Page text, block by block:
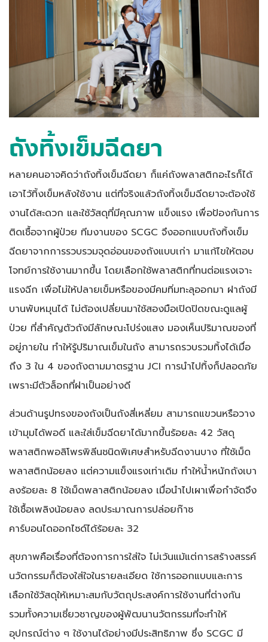
ถังทิ้งเข็มฉีดยา
หลายคนอาจคิดว่าถังทิ้งเข็มฉีดยา ก็แค่ถังพลาสติกอะไรก็ได้
เอาไว้ทิ้งเข็มหลังใช้งาน แต่ที่จริงแล้วถังทิ้งเข็มฉีดยาจะต้องใช้
งานได้สะดวก และใช้วัสดุที่มีคุณภาพ แข็งแรง เพื่อป้องกันการ
ติดเชื้อจากผู้ป่วย ทีมงานของ SCGC จึงออกแบบถังทิ้งเข็ม
ฉีดยาจากการรวบรวมจุดอ่อนของถังแบบเก่า มาแก้ไขให้ตอบ
โจทย์การใช้งานมากขึ้น โดยเลือกใช้พลาสติกที่ทนต่อแรงเจาะ
แรงฉีก เพื่อไม่ให้ปลายเข็มหรือของมีคมทิ่มทะลุออกมา ฝาถังมี
บานพับหมุนได้ ไม่ต้องเปลี่ยนมาใช้สองมือเปิดปิดขณะดูแลผู้
ป่วย ที่สำคัญตัวถังมีลักษณะโปร่งแสง มองเห็นปริมาณของที่
อยู่ภายใน ทำให้รู้ปริมาณเข็มในถัง สามารถรวบรวมทิ้งได้เมื่อ
ถึง 3 ใน 4 ของถังตามมาตรฐาน JCI การนำไปทิ้งก็ปลอดภัย
เพราะมีตัวล็อกที่ฝาเป็นอย่างดี
ส่วนด้านรูปทรงของถังเป็นถังสี่เหลี่ยม สามารถแขวนหรือวาง
เข้ามุมได้พอดี และใส่เข็มฉีดยาได้มากขึ้นร้อยละ 42 วัสดุ
พลาสติกพอลิโพรพิลีนชนิดพิเศษสำหรับฉีดงานบาง ที่ใช้เม็ด
พลาสติกน้อยลง แต่ความแข็งแรงเท่าเดิม ทำให้น้ำหนักถังเบา
ลงร้อยละ 8 ใช้เม็ดพลาสติกน้อยลง เมื่อนำไปเผาเพื่อกำจัดจึง
ใช้เชื้อเพลิงน้อยลง ลดประมาณการปล่อยก๊าซ
คาร์บอนไดออกไซด์ได้ร้อยละ 32
สุขภาพคือเรื่องที่ต้องการการใส่ใจ ไม่เว้นแม้แต่การสร้างสรรค์
นวัตกรรมก็ต้องใส่ใจในรายละเอียด ใช้การออกแบบและการ
เลือกใช้วัสดุให้เหมาะสมกับวัตถุประสงค์การใช้งานที่ต่างกัน
รวมทั้งความเชี่ยวชาญของผู้พัฒนานวัตกรรมที่จะทำให้
อุปกรณ์ต่าง ๆ ใช้งานได้อย่างมีประสิทธิภาพ ซึ่ง SCGC มี